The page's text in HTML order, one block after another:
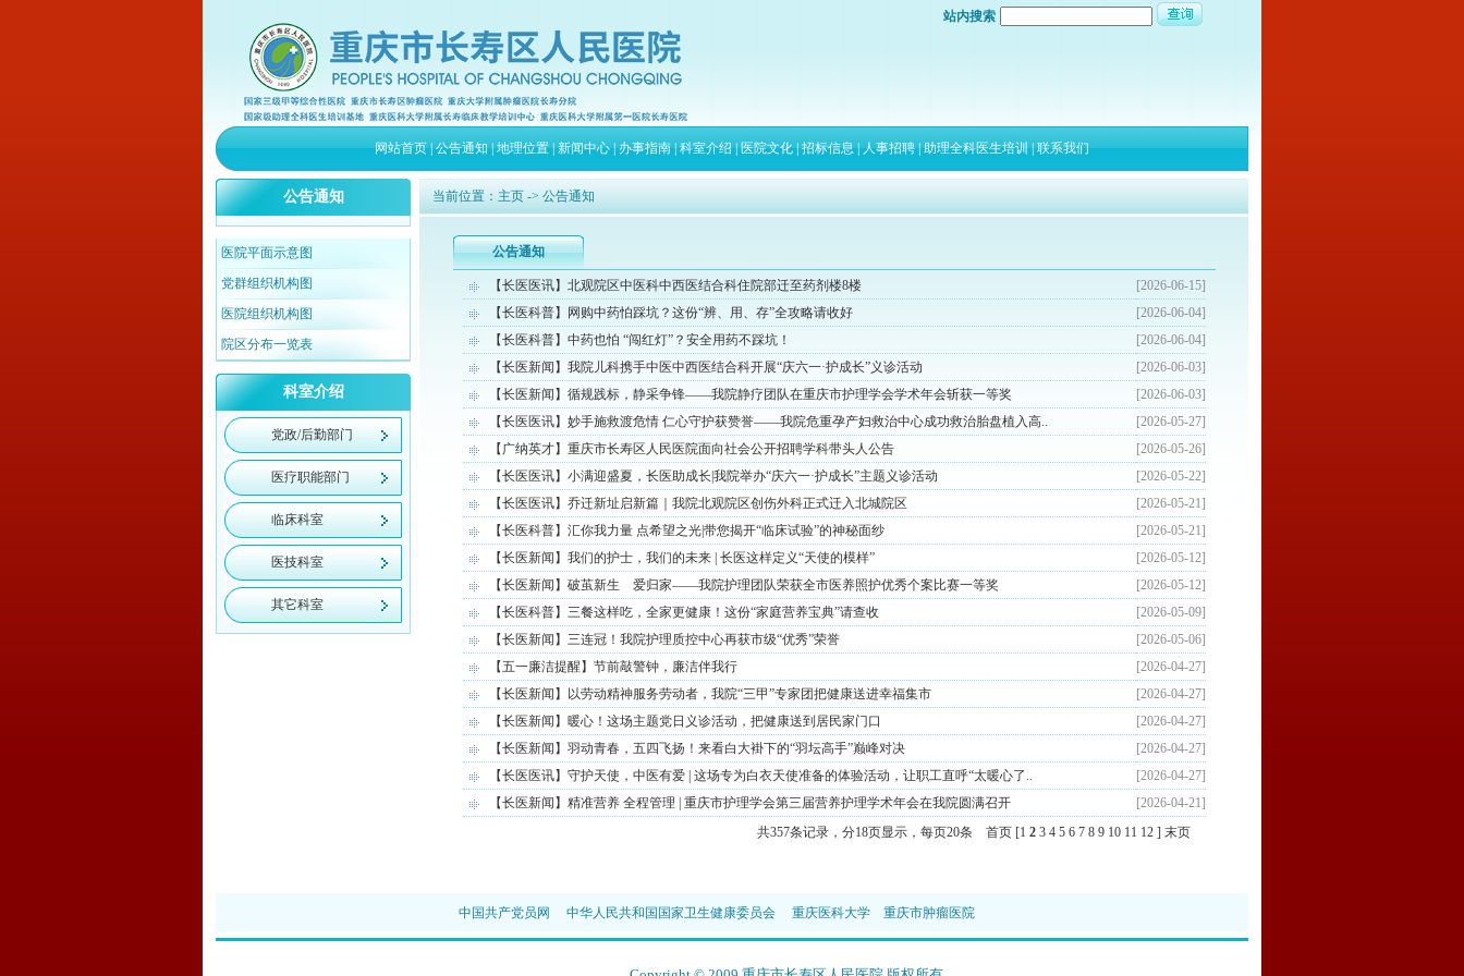
站内搜索
网站首页|公告通知|地理位置|新闻中心|办事指南|科室介绍|医院文化|招标信息|人事招聘|助理全科医生培训|联系我们
公告通知
医院平面示意图
党群组织机构图
医院组织机构图
院区分布一览表
科室介绍
党政/后勤部门
医疗职能部门
临床科室
医技科室
其它科室
当前位置： 主页 -> 公告通知
公告通知
【长医医讯】北观院区中医科中西医结合科住院部迁至药剂楼8楼
[2026-06-15]
【长医科普】网购中药怕踩坑？这份“辨、用、存”全攻略请收好
[2026-06-04]
【长医科普】中药也怕 “闯红灯”？安全用药不踩坑！
[2026-06-04]
【长医新闻】我院儿科携手中医中西医结合科开展“庆六一·护成长”义诊活动
[2026-06-03]
【长医新闻】循规践标，静采争锋——我院静疗团队在重庆市护理学会学术年会斩获一等奖
[2026-06-03]
【长医医讯】妙手施救渡危情 仁心守护获赞誉——我院危重孕产妇救治中心成功救治胎盘植入高..
[2026-05-27]
【广纳英才】重庆市长寿区人民医院面向社会公开招聘学科带头人公告
[2026-05-26]
【长医医讯】小满迎盛夏，长医助成长|我院举办“庆六一·护成长”主题义诊活动
[2026-05-22]
【长医医讯】乔迁新址启新篇｜我院北观院区创伤外科正式迁入北城院区
[2026-05-21]
【长医科普】汇你我力量 点希望之光|带您揭开“临床试验”的神秘面纱
[2026-05-21]
【长医新闻】我们的护士，我们的未来 | 长医这样定义“天使的模样”
[2026-05-12]
【长医新闻】破茧新生 爱归家——我院护理团队荣获全市医养照护优秀个案比赛一等奖
[2026-05-12]
【长医科普】三餐这样吃，全家更健康！这份“家庭营养宝典”请查收
[2026-05-09]
【长医新闻】三连冠！我院护理质控中心再获市级“优秀”荣誉
[2026-05-06]
【五一廉洁提醒】节前敲警钟，廉洁伴我行
[2026-04-27]
【长医新闻】以劳动精神服务劳动者，我院“三甲”专家团把健康送进幸福集市
[2026-04-27]
【长医新闻】暖心！这场主题党日义诊活动，把健康送到居民家门口
[2026-04-27]
【长医新闻】羽动青春，五四飞扬！来看白大褂下的“羽坛高手”巅峰对决
[2026-04-27]
【长医医讯】守护天使，中医有爱 | 这场专为白衣天使准备的体验活动，让职工直呼“太暖心了..
[2026-04-27]
【长医新闻】精准营养 全程管理 | 重庆市护理学会第三届营养护理学术年会在我院圆满召开
[2026-04-21]
共357条记录，分18页显示，每页20条 首页[1 2 3 4 5 6 7 8 9 10 11 12] 末页
中国共产党员网 中华人民共和国国家卫生健康委员会 重庆医科大学 重庆市肿瘤医院